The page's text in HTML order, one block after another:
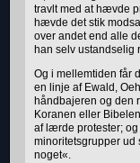
travlt med at hævde
hævde det stik
over andet end alle
han selv ustandselig
Og i mellemtiden får
en linje af Ewald,
håndbajeren og den
Koranen eller
af lærde protester;
minoritetsgrupper ud
noget«.